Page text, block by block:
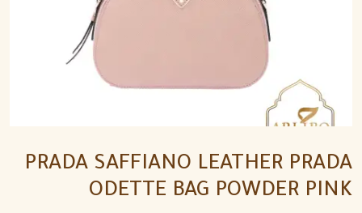
PRADA SAFFIANO LEATHER PRADA
ODETTE BAG POWDER PINK